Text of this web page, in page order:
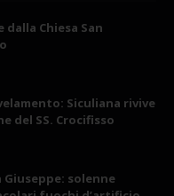
Chiesa San
Siculiana rivive
del SS. Crocifisso
Giuseppe: solenne